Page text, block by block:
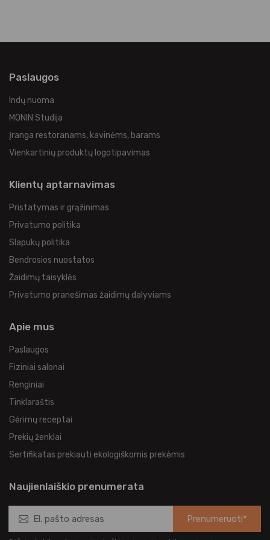
Paslaugos
Indų nuoma
MONIN Studija
Įranga restoranams, kavinėms, barams
Vienkartinių produktų logotipavimas
Klientų aptarnavimas
Pristatymas ir grąžinimas
Privatumo politika
Slapukų politika
Bendrosios nuostatos
Žaidimų taisyklės
Privatumo pranešimas žaidimų dalyviams
Apie mus
Paslaugos
Fiziniai salonai
Renginiai
Tinklaraštis
Gėrimų receptai
Prekių ženklai
Sertifikatas prekiauti ekologiškomis prekėmis
Naujienlaiškio prenumerata
Prenumeruoti*